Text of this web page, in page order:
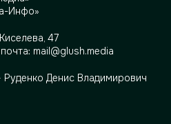
Инфо»
47
mail@glush.media
Руденко Денис Владимирович